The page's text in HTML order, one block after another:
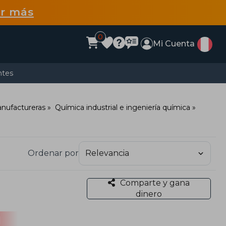
más
0
Mi Cuenta
Química industrial e ingeniería química
Ordenar por
Comparte y gana
dinero